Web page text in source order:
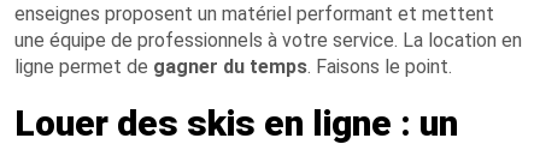
enseignes proposent un matériel performant et mettent
une équipe de professionnels à votre service. La location en
ligne permet de gagner du temps. Faisons le point.
Louer des skis en ligne : un